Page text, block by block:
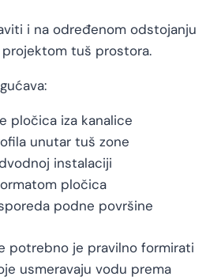
i na određenom odstojanju
tuš prostora.
pločica iza kanalice
unutar tuš zone
instalaciji
pločica
podne površine
potrebno je pravilno formirati
usmeravaju vodu prema